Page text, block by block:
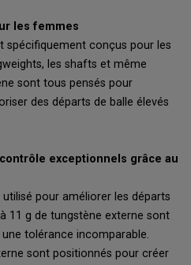
les femmes
spécifiquement conçus pour les
les shafts et même
sont tous pensés pour
des départs de balle élevés
exceptionnels grâce au
pour améliorer les départs
11 g de tungstène externe sont
tolérance incomparable.
sont positionnés pour créer